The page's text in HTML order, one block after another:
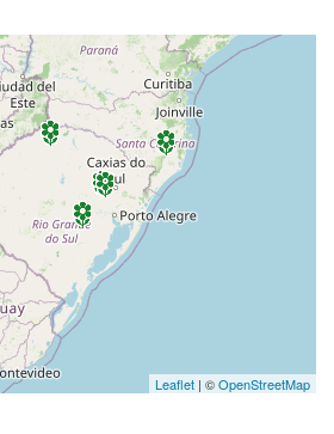
Leaflet | ©OpenStreetMap